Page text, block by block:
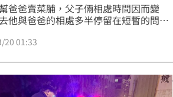
爸爸賣菜脯，父子倆相處時間因而變
他與爸爸的相處多半停留在短暫的問候
前除了晚上在餐酒館表演脫口秀外，在
20 01:33